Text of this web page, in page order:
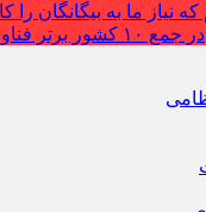
که نیاز ما به بیگانگان
در جمع ۱۰ کشور برتر فناوری هسته‌ای قرار دارد